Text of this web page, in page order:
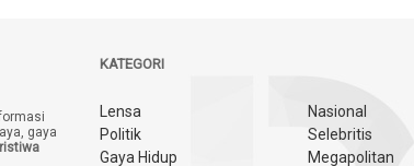
gaya
KATEGORI
Lensa
Nasional
Politik
Selebritis
Gaya Hidup
Megapolitan